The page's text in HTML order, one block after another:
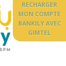
RECHARGER
MON COMPTE
BANKILY AVEC
GIMTEL